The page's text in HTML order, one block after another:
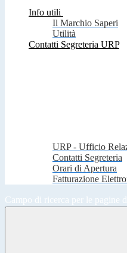
Info utili
Il Marchio Saperi
Utilità
Contatti Segreteria URP
URP - Ufficio
Contatti Segreteria
Orari di Apertura
Fatturazione
Campo di ricerca per le pagine